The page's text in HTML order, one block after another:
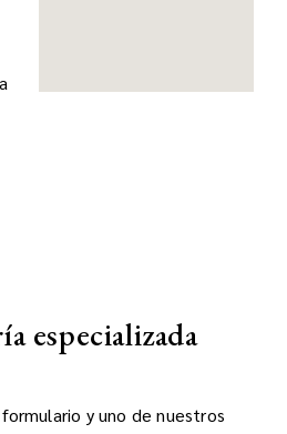
especializada
y uno de nuestros